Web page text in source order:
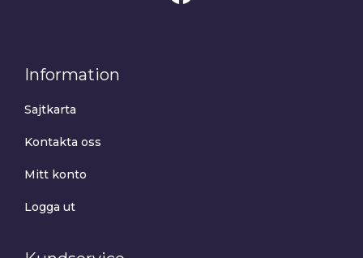
Information
Sajtkarta
Kontakta oss
Mitt konto
Logga ut